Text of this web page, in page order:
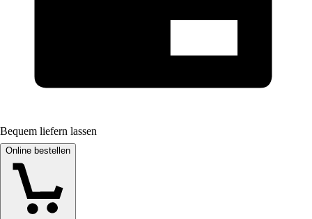
Bequem liefern lassen
Online bestellen